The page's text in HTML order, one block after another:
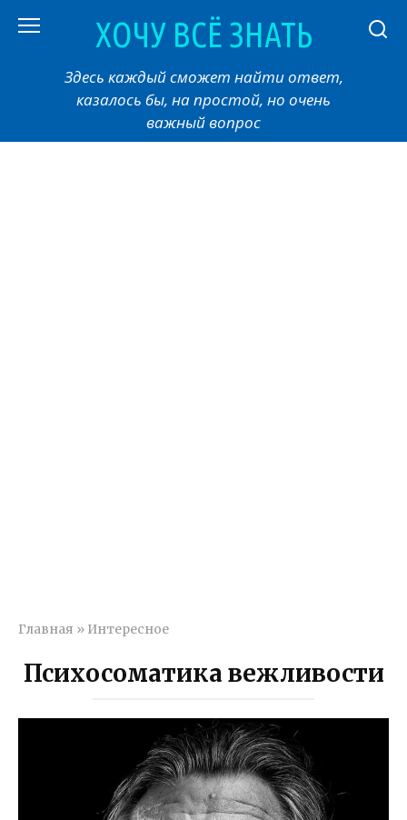
ХОЧУ ВСЁ ЗНАТЬ
Здесь каждый сможет найти ответ,
казалось бы, на простой, но очень
важный вопрос
Главная » Интересное
Психосоматика вежливости